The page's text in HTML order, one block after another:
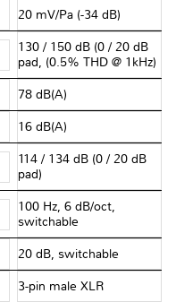
20 mV/Pa (-34 dB)
130 / 150 dB (0 / 20 dB
pad, (0.5% THD @ 1kHz)
78 dB(A)
16 dB(A)
114 / 134 dB (0 / 20 dB
pad)
100 Hz, 6 dB/oct,
switchable
20 dB, switchable
3-pin male XLR